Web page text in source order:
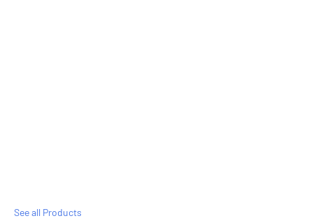
See all Products